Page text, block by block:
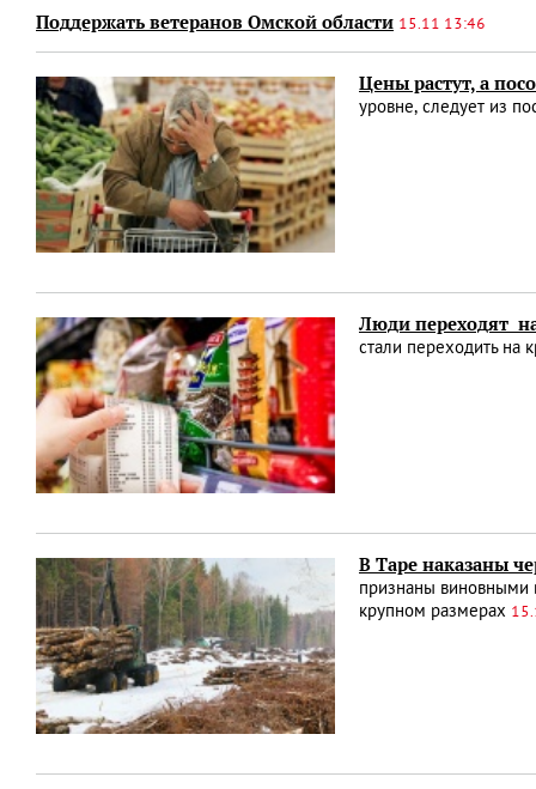
Поддержать ветеранов Омской области 15.11 13:46
Цены растут, а
уровне, следует из
Люди переходят
стали переходить на
В Таре наказаны
признаны виновными
крупном размерах